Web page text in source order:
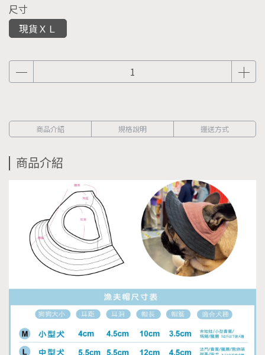
尺寸
現貨ＸＬ
商品介紹 規格說明 運送方式
商品介紹